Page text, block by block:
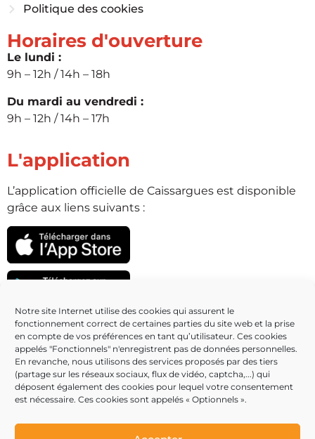
Notre site Internet utilise des cookies qui assurent le
fonctionnement correct de certaines parties du site web et la prise
en compte de vos préférences en tant qu’utilisateur. Ces cookies
appelés "Fonctionnels" n'enregistrent pas de données personnelles.
En revanche, nous utilisons des services proposés par des tiers
(partage sur les réseaux sociaux, flux de vidéo, captcha,...) qui
déposent également des cookies pour lequel votre consentement
est nécessaire. Ces cookies sont appelés « Optionnels ».
Politique des cookies
Horaires d'ouverture
Le lundi :
9h – 12h / 14h – 18h
Du mardi au vendredi :
9h – 12h / 14h – 17h
L'application
L’application officielle de Caissargues est disponible
grâce aux liens suivants :
Partenaires